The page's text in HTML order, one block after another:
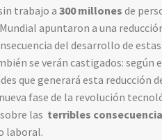
trabajo a300 millones de
apuntaron a una
del desarrollo de estas
se verán castigados: según
que generará esta reducción
fase de la revolución
las terribles
laboral.